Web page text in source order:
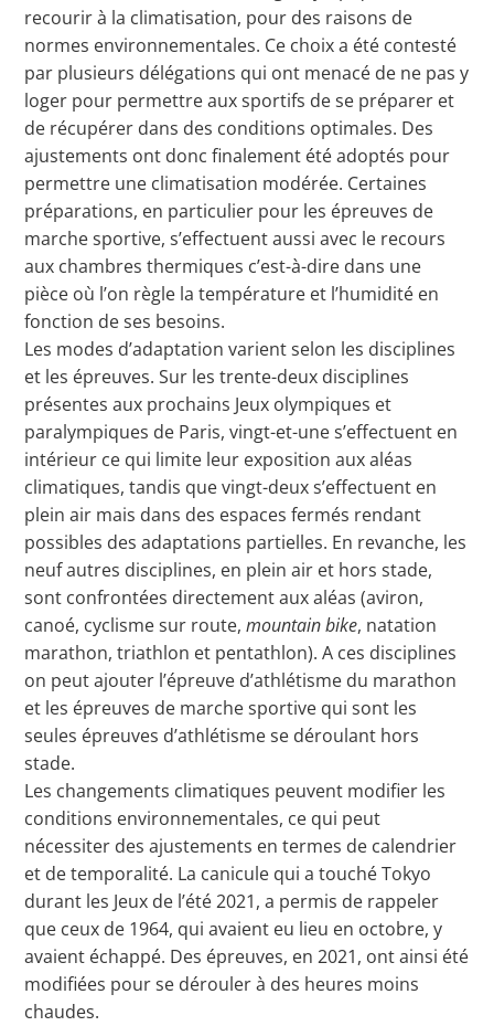
recourir à la climatisation, pour des raisons de
normes environnementales. Ce choix a été contesté
par plusieurs délégations qui ont menacé de ne pas y
loger pour permettre aux sportifs de se préparer et
de récupérer dans des conditions optimales. Des
ajustements ont donc finalement été adoptés pour
permettre une climatisation modérée. Certaines
préparations, en particulier pour les épreuves de
marche sportive, s’effectuent aussi avec le recours
aux chambres thermiques c’est-à-dire dans une
pièce où l’on règle la température et l’humidité en
fonction de ses besoins.
Les modes d’adaptation varient selon les disciplines
et les épreuves. Sur les trente-deux disciplines
présentes aux prochains Jeux olympiques et
paralympiques de Paris, vingt-et-une s’effectuent en
intérieur ce qui limite leur exposition aux aléas
climatiques, tandis que vingt-deux s’effectuent en
plein air mais dans des espaces fermés rendant
possibles des adaptations partielles. En revanche, les
neuf autres disciplines, en plein air et hors stade,
sont confrontées directement aux aléas (aviron,
canoé, cyclisme sur route,mountain bike, natation
marathon, triathlon et pentathlon). A ces disciplines
on peut ajouter l’épreuve d’athlétisme du marathon
et les épreuves de marche sportive qui sont les
seules épreuves d’athlétisme se déroulant hors
stade.
Les changements climatiques peuvent modifier les
conditions environnementales, ce qui peut
nécessiter des ajustements en termes de calendrier
et de temporalité. La canicule qui a touché Tokyo
durant les Jeux de l’été 2021, a permis de rappeler
que ceux de 1964, qui avaient eu lieu en octobre, y
avaient échappé. Des épreuves, en 2021, ont ainsi été
modifiées pour se dérouler à des heures moins
chaudes.